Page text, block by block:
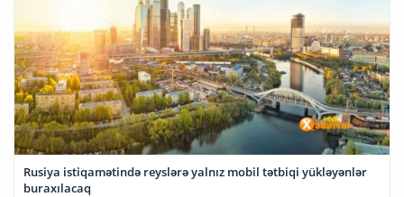
Rusiya istiqamətində reyslərə yalnız mobil tətbiqi yükləyənlər
buraxılacaq